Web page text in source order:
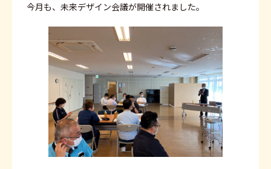
今月も、未来デザイン会議が開催されました。